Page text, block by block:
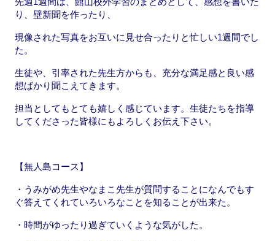
k
り、壁新聞を作ったり、
現像された写真をお互いに見せ合ったりと忙しい1週間でし
た。
生徒や、引率された先生方からも、充分な満足感と良い感
想ばかり聞こえてきます。
担当としてもとても嬉しく感じています。生徒たちを指導
してくださった皆様にもよろしくお伝え下さい。
【無人島コース】
・うみがめ先生やなまこ先生が質問することになんでもす
ぐ答えてくれていろいろなことを知ることが出来た。
・時間がゆったり過ぎていくような気がした。